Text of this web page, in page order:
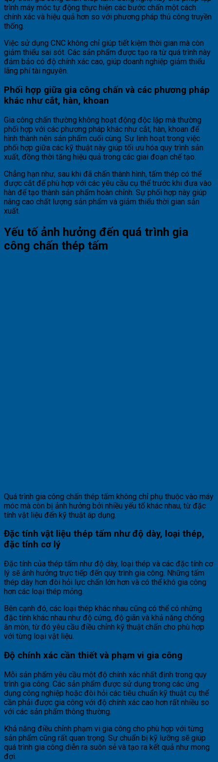
trình máy móc tự động thực hiện các bước chấn một cách
chính xác và hiệu quả hơn so với phương pháp thủ công truyền
thống.
Việc sử dụng CNC không chỉ giúp tiết kiệm thời gian mà còn
giảm thiểu sai sót. Các sản phẩm được tạo ra từ quá trình này
đảm bảo có độ chính xác cao, giúp doanh nghiệp giảm thiểu
lãng phí tài nguyên.
Phối hợp giữa gia công chấn và các phương pháp
khác như cắt, hàn, khoan
Gia công chấn thường không hoạt động độc lập mà thường
phối hợp với các phương pháp khác như cắt, hàn, khoan để
hình thành nên sản phẩm cuối cùng. Sự linh hoạt trong việc
phối hợp giữa các kỹ thuật này giúp tối ưu hóa quy trình sản
xuất, đồng thời tăng hiệu quả trong các giai đoạn chế tạo.
Chẳng hạn như, sau khi đã chấn thành hình, tấm thép có thể
được cắt để phù hợp với các yêu cầu cụ thể trước khi đưa vào
hàn để tạo thành sản phẩm hoàn chỉnh. Sự phối hợp này giúp
nâng cao chất lượng sản phẩm và giảm thiểu thời gian sản
xuất.
Yếu tố ảnh hưởng đến quá trình gia
công chấn thép tấm
Quá trình gia công chấn thép tấm không chỉ phụ thuộc vào máy
móc mà còn bị ảnh hưởng bởi nhiều yếu tố khác nhau, từ đặc
tính vật liệu đến kỹ thuật áp dụng.
Đặc tính vật liệu thép tấm như độ dày, loại thép,
đặc tính cơ lý
Đặc tính của thép tấm như độ dày, loại thép và các đặc tính cơ
lý sẽ ảnh hưởng trực tiếp đến quy trình gia công. Những tấm
thép dày hơn đòi hỏi lực chấn lớn hơn và có thể khó gia công
hơn các loại thép mỏng.
Bên cạnh đó, các loại thép khác nhau cũng có thể có những
đặc tính khác nhau như độ cứng, độ giãn và khả năng chống
ăn mòn, từ đó yêu cầu điều chỉnh kỹ thuật chấn cho phù hợp
với từng loại vật liệu.
Độ chính xác cần thiết và phạm vi gia công
Mỗi sản phẩm yêu cầu một độ chính xác nhất định trong quy
trình gia công. Các sản phẩm được sử dụng trong các ứng
dụng công nghiệp hoặc đòi hỏi các tiêu chuẩn kỹ thuật cụ thể
cần phải được gia công với độ chính xác cao hơn rất nhiều so
với các sản phẩm thông thường.
Khả năng điều chỉnh phạm vi gia công cho phù hợp với từng
sản phẩm cũng rất quan trọng. Sự chuẩn bị kỹ lưỡng sẽ giúp
quá trình gia công diễn ra suôn sẻ và tạo ra kết quả như mong
đợi.